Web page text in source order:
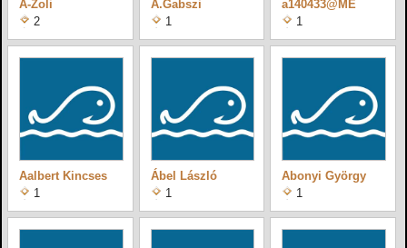
A-Zoli
2
A.Gabszi
1
a140433@ME
1
Aalbert Kincses
1
Ábel László
1
Abonyi György
1